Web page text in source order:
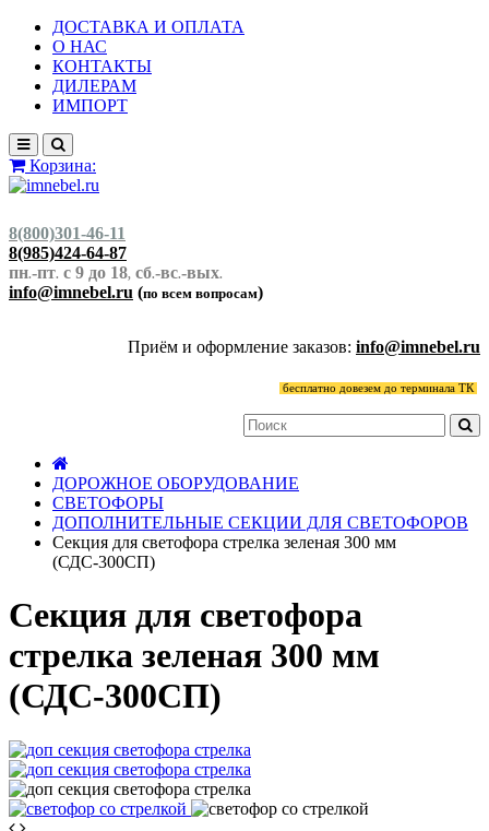
ДОСТАВКА И ОПЛАТА
О НАС
КОНТАКТЫ
ДИЛЕРАМ
ИМПОРТ
Корзина:
8(800)301-46-11
8(985)424-64-87
пн.-пт. с 9 до 18, сб.-вс.-вых.
info@imnebel.ru (по всем вопросам)
Приём и оформление заказов: info@imnebel.ru
бесплатно довезем до терминала ТК
ДОРОЖНОЕ ОБОРУДОВАНИЕ
СВЕТОФОРЫ
ДОПОЛНИТЕЛЬНЫЕ СЕКЦИИ ДЛЯ СВЕТОФОРОВ
Секция для светофора стрелка зеленая 300 мм
(СДС-300СП)
Секция для светофора
стрелка зеленая 300 мм
(СДС-300СП)